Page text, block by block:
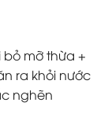
mỡ thừa +
ra khỏi nước
nghẽn